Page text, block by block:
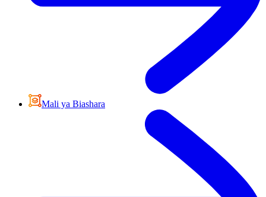
Mali ya Biashara